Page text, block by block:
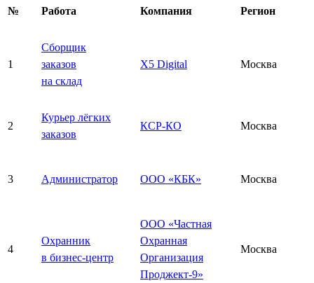
№ Работа Компания Регион
1
Сборщик
заказов
на склад
X5 Digital Москва
2
Курьер лёгких
заказов
КСР-КО Москва
3 Администратор ООО «КБК» Москва
4
Охранник
в бизнес-центр
ООО «Частная
Охранная
Организация
Проджект-9»
Москва